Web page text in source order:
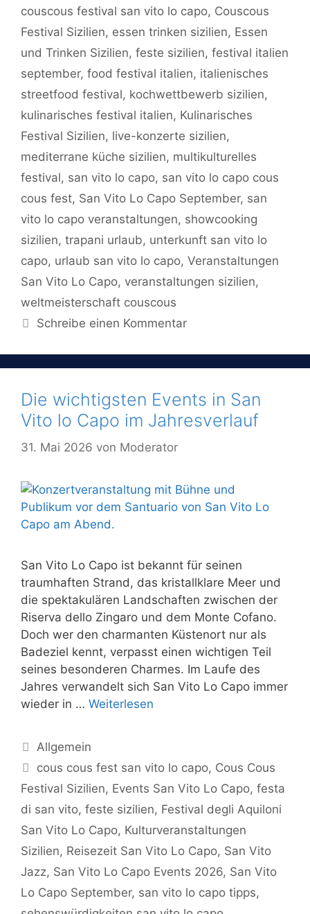
couscous festival san vito lo capo, Couscous
Festival Sizilien, essen trinken sizilien, Essen
und Trinken Sizilien, feste sizilien, festival italien
september, food festival italien, italienisches
streetfood festival, kochwettbewerb sizilien,
kulinarisches festival italien, Kulinarisches
Festival Sizilien, live-konzerte sizilien,
mediterrane küche sizilien, multikulturelles
festival, san vito lo capo, san vito lo capo cous
cous fest, San Vito Lo Capo September, san
vito lo capo veranstaltungen, showcooking
sizilien, trapani urlaub, unterkunft san vito lo
capo, urlaub san vito lo capo, Veranstaltungen
San Vito Lo Capo, veranstaltungen sizilien,
weltmeisterschaft couscous
Schreibe einen Kommentar
Die wichtigsten Events in San
Vito lo Capo im Jahresverlauf
31. Mai 2026 von Moderator
San Vito Lo Capo ist bekannt für seinen
traumhaften Strand, das kristallklare Meer und
die spektakulären Landschaften zwischen der
Riserva dello Zingaro und dem Monte Cofano.
Doch wer den charmanten Küstenort nur als
Badeziel kennt, verpasst einen wichtigen Teil
seines besonderen Charmes. Im Laufe des
Jahres verwandelt sich San Vito Lo Capo immer
wieder in … Weiterlesen
Kategorien
Allgemein
Schlagwörter
cous cous fest san vito lo capo, Cous Cous
Festival Sizilien, Events San Vito Lo Capo, festa
di san vito, feste sizilien, Festival degli Aquiloni
San Vito Lo Capo, Kulturveranstaltungen
Sizilien, Reisezeit San Vito Lo Capo, San Vito
Jazz, San Vito Lo Capo Events 2026, San Vito
Lo Capo September, san vito lo capo tipps,